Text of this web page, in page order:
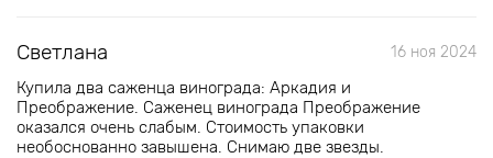
Светлана 16 ноя 2024
Купила два саженца винограда: Аркадия и
Преображение. Саженец винограда Преображение
оказался очень слабым. Стоимость упаковки
необоснованно завышена. Снимаю две звезды.